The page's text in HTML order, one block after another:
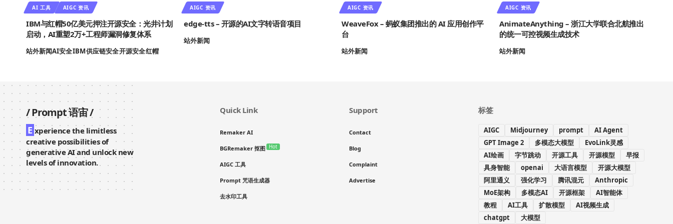
AI 工具 AIGC 资讯
IBM与红帽50亿美元押注开源安全：光井计划
启动，AI重塑2万+工程师漏洞修复体系
站外新闻AI安全IBM供应链安全开源安全红帽
AIGC 资讯
edge-tts – 开源的AI文字转语音项目
站外新闻
AIGC 资讯
WeaveFox – 蚂蚁集团推出的 AI 应用创作平
台
站外新闻
AIGC 资讯
AnimateAnything – 浙江大学联合北航推出
的统一可控视频生成技术
站外新闻
/Prompt 语宙/
E xperience the limitless
creative possibilities of
generative AI and unlock new
levels of innovation.
Quick Link
Remaker AI
BGRemaker 抠图 Hot
AIGC 工具
Prompt 咒语生成器
去水印工具
Support
Contact
Blog
Complaint
Advertise
标签
AIGC Midjourney prompt
AI Agent
GPT Image 2
多模态大模型
EvoLink灵感
AI绘画
字节跳动 开源工具 开源模型
早报
具身智能
openai 大语言模型
开源大模型
阿里通义
强化学习 腾讯混元
Anthropic
MoE架构
多模态AI 开源框架
AI智能体
教程
AI工具 扩散模型
AI视频生成
chatgpt
大模型